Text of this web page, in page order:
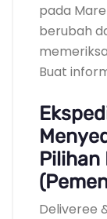
pada
berubah
Buat
Pilihan
Deliveree